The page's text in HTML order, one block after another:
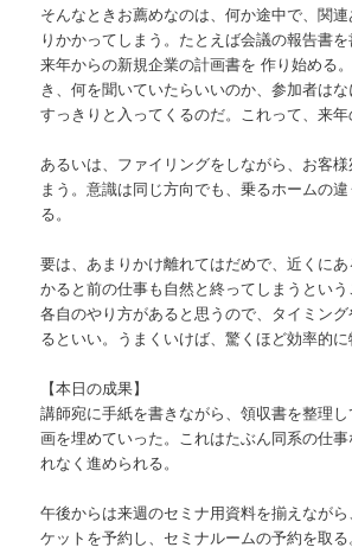
そんなときお薦めなのは、何か途中で、関
りかかってしまう。たとえば会議の報告書を
来年からの新規企業の計画書を 作り始める
き、何を聞いていたらいいのか、参加者はな
すっきりと入ってくるのだ。これって、来
あるいは、ファイリングをしながら、お客
まう。意識は同じ方向でも、乗るホームの
る。
要は、あまりかけ離れてはだめで、近くに
かると前の仕事も自然と終ってしまうとい
各自のやり方があると思うので、タイミン
るといい。うまくいけば、驚くほど効率的に
【本日の成果】
講師宛に手紙を書きながら、領収書を整理
画を埋めていった。これはたぶん同系の仕
れなく進められる。
午後からは来週のセミナ用資料を揃えなが
ケットを予約し、セミナルームの予約を取る。